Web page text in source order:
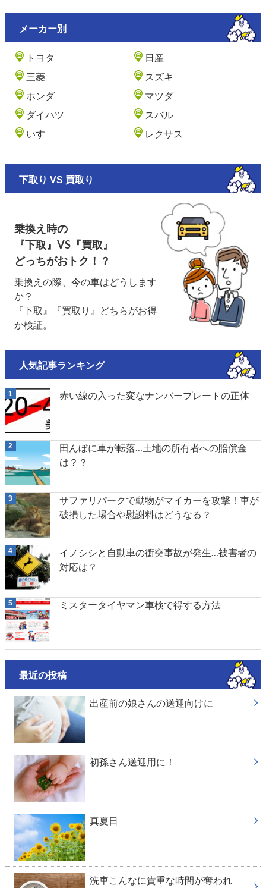
メーカー別
トヨタ
日産
三菱
スズキ
ホンダ
マツダ
ダイハツ
スバル
いすゞ
レクサス
下取り VS 買取り
乗換え時の
『下取』VS『買取』
どっちがおトク！？
乗換えの際、今の車はどうします
か？
『下取』『買取り』どちらがお得
か検証。
人気記事ランキング
赤い線の入った変なナンバープレートの正体
田んぼに車が転落…土地の所有者への賠償金
は？？
サファリパークで動物がマイカーを攻撃！車が
破損した場合や慰謝料はどうなる？
イノシシと自動車の衝突事故が発生…被害者の
対応は？
ミスタータイヤマン車検で得する方法
最近の投稿
出産前の娘さんの送迎向けに
初孫さん送迎用に！
真夏日
洗車こんなに貴重な時間が奪われ